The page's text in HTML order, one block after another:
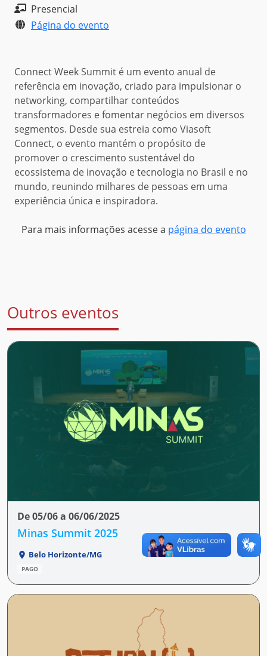
Presencial
Página do evento
Connect Week Summit é um evento anual de
referência em inovação, criado para impulsionar o
networking, compartilhar conteúdos
transformadores e fomentar negócios em diversos
segmentos. Desde sua estreia como Viasoft
Connect, o evento mantém o propósito de
promover o crescimento sustentável do
ecossistema de inovação e tecnologia no Brasil e no
mundo, reunindo milhares de pessoas em uma
experiência única e inspiradora.
Para mais informações acesse a página do evento
Outros eventos
De 05/06 a 06/06/2025
Minas Summit 2025
Belo Horizonte/MG
PAGO